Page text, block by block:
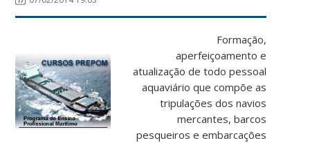
Formação,
aperfeiçoamento e
atualização de todo pessoal
aquaviário que compõe as
tripulações dos navios
mercantes, barcos
pesqueiros e embarcações